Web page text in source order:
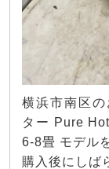
横浜市南区
ター Pure
6-8畳 モデル
購入後にしば